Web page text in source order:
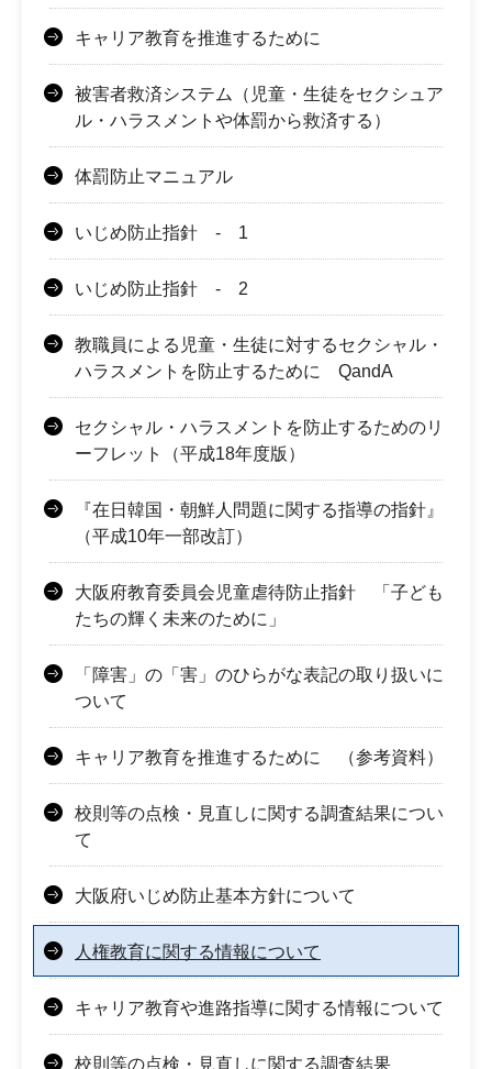
キャリア教育を推進するために
被害者救済システム（児童・生徒をセクシュア
ル・ハラスメントや体罰から救済する）
体罰防止マニュアル
いじめ防止指針 - 1
いじめ防止指針 - 2
教職員による児童・生徒に対するセクシャル・
ハラスメントを防止するために QandA
セクシャル・ハラスメントを防止するためのリ
ーフレット（平成18年度版）
『在日韓国・朝鮮人問題に関する指導の指針』
（平成10年一部改訂）
大阪府教育委員会児童虐待防止指針 「子ども
たちの輝く未来のために」
「障害」の「害」のひらがな表記の取り扱いに
ついて
キャリア教育を推進するために （参考資料）
校則等の点検・見直しに関する調査結果につい
て
大阪府いじめ防止基本方針について
人権教育に関する情報について
キャリア教育や進路指導に関する情報について
校則等の点検・見直しに関する調査結果